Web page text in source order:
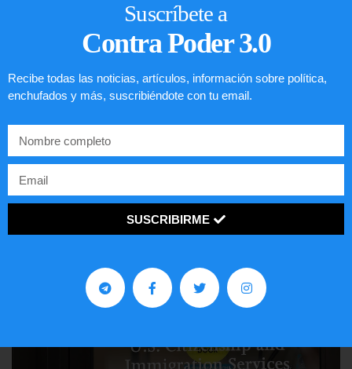
LEER ARTÍCULO...
Suscríbete a
Contra Poder 3.0
Recibe todas las noticias, artículos, información sobre política,
enchufados y más, suscribiéndote con tu email.
SUSCRIBIRME